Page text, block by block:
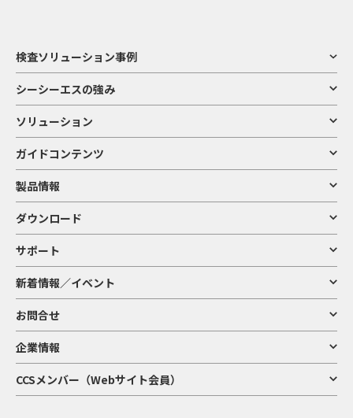
検査ソリューション事例
シーシーエスの強み
ソリューション
ガイドコンテンツ
製品情報
ダウンロード
サポート
新着情報／イベント
お問合せ
企業情報
CCSメンバー（Webサイト会員）